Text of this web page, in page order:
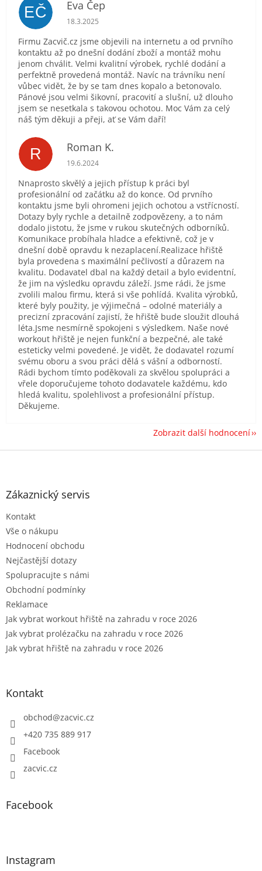
EČ Eva Čep
Hodnocení obchodu je 5 z 5 hvězdiček.
18.3.2025
Firmu Zacvič.cz jsme objevili na internetu a od prvního
kontaktu až po dnešní dodání zboží a montáž mohu
jenom chválit. Velmi kvalitní výrobek, rychlé dodání a
perfektně provedená montáž. Navíc na trávníku není
vůbec vidět, že by se tam dnes kopalo a betonovalo.
Pánové jsou velmi šikovní, pracovití a slušní, už dlouho
jsem se nesetkala s takovou ochotou. Moc Vám za celý
náš tým děkuji a přeji, ať se Vám daří!
R Roman K.
Hodnocení obchodu je 5 z 5 hvězdiček.
19.6.2024
Nnaprosto skvělý a jejich přístup k práci byl
profesionální od začátku až do konce. Od prvního
kontaktu jsme byli ohromeni jejich ochotou a vstřícností.
Dotazy byly rychle a detailně zodpovězeny, a to nám
dodalo jistotu, že jsme v rukou skutečných odborníků.
Komunikace probíhala hladce a efektivně, což je v
dnešní době opravdu k nezaplacení.Realizace hřiště
byla provedena s maximální pečlivostí a důrazem na
kvalitu. Dodavatel dbal na každý detail a bylo evidentní,
že jim na výsledku opravdu záleží. Jsme rádi, že jsme
zvolili malou firmu, která si vše pohlídá. Kvalita výrobků,
které byly použity, je výjimečná – odolné materiály a
precizní zpracování zajistí, že hřiště bude sloužit dlouhá
léta.Jsme nesmírně spokojeni s výsledkem. Naše nové
workout hřiště je nejen funkční a bezpečné, ale také
esteticky velmi povedené. Je vidět, že dodavatel rozumí
svému oboru a svou práci dělá s vášní a odborností.
Rádi bychom tímto poděkovali za skvělou spolupráci a
vřele doporučujeme tohoto dodavatele každému, kdo
hledá kvalitu, spolehlivost a profesionální přístup.
Děkujeme.
Zobrazit další hodnocení
Z
Zákaznický servis
Kontakt
Vše o nákupu
Hodnocení obchodu
Nejčastější dotazy
Spolupracujte s námi
Obchodní podmínky
Reklamace
Jak vybrat workout hřiště na zahradu v roce 2026
Jak vybrat prolézačku na zahradu v roce 2026
Jak vybrat hřiště na zahradu v roce 2026
Kontakt
obchod@zacvic.cz
+420 735 889 917
Facebook
zacvic.cz
Facebook
Instagram